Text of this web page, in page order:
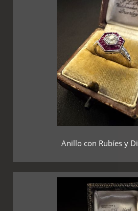
Anillo con Rubíes y